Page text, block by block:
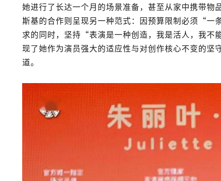
她进行了长达一个月的场景准备，甚至从家中携带
斯基的合作则呈现另一种范式：因预算限制必须“
求的同时，坚持“表演是一种创造，我是活人，我
现了她作为演员强大的适应性与对创作核心不变的
道。